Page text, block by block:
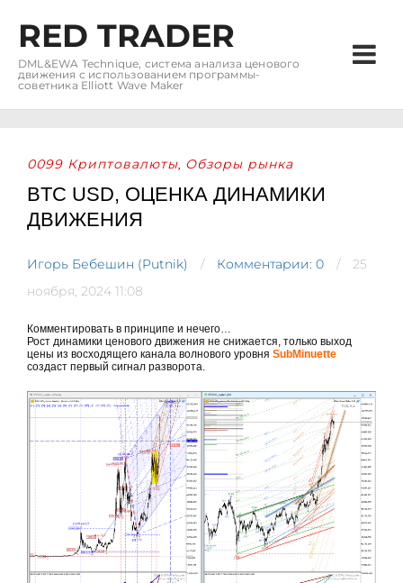
RED TRADER
DML&EWA Technique, система анализа ценового
движения с использованием программы-
советника Elliott Wave Maker
0099 Криптовалюты, Обзоры рынка
BTC USD, ОЦЕНКА ДИНАМИКИ
ДВИЖЕНИЯ
Игорь Бебешин (Putnik) Комментарии: 0
25
ноября, 2024 11:08
Комментировать в принципе и нечего…
Рост динамики ценового движения не снижается, только выход
цены из восходящего канала волнового уровня SubMinuette
создаст первый сигнал разворота.